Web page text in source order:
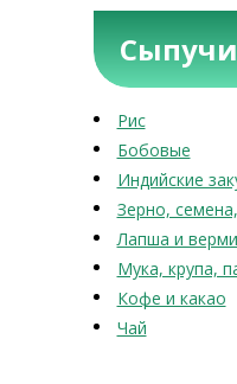
Рис
Бобовые
Индийские
Зерно,
Лапша и
Мука, крупа,
Кофе и какао
Чай